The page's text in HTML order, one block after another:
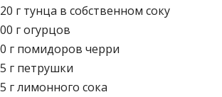
г тунца в собственном соку
г огурцов
г помидоров черри
г петрушки
г лимонного сока